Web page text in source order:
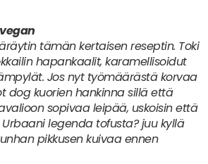
tämän kertaisen reseptin. Toki
hapankaalit, karamellisoidut
Jos nyt työmäärästä korvaa
dog kuorien hankinna sillä että
sopivaa leipää, uskoisin että
legenda tofusta? juu kyllä
pikkusen kuivaa ennen